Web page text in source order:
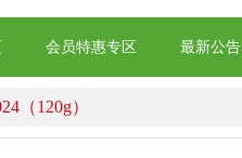
会员特惠专区 最新公告
（120g）